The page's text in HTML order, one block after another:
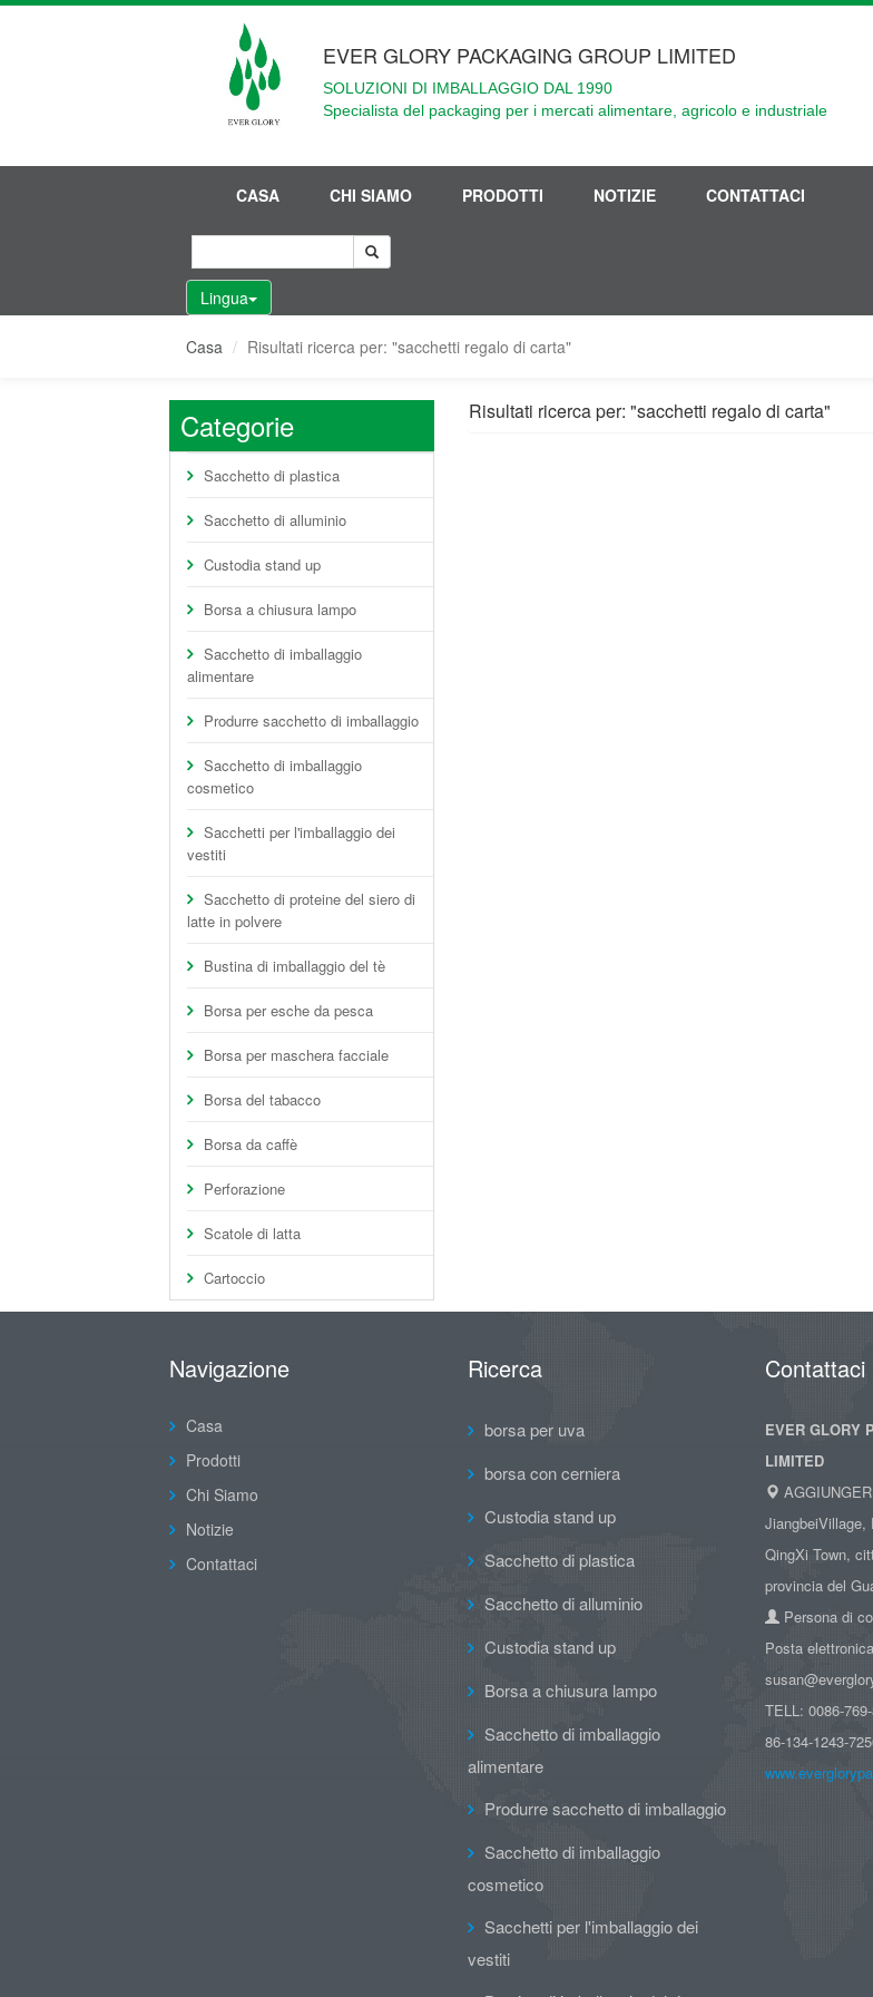
EVER GLORY PACKAGING GROUP LIMITED
SOLUZIONI DI IMBALLAGGIO DAL 1990
Specialista del packaging per i mercati alimentare, agricolo e industriale
CASA CHI SIAMO PRODOTTI NOTIZIE CONTATTACI
Lingua
Casa Risultati ricerca per: "sacchetti regalo di carta"
Categorie
Sacchetto di plastica
Sacchetto di alluminio
Custodia stand up
Borsa a chiusura lampo
Sacchetto di imballaggio
alimentare
Produrre sacchetto di imballaggio
Sacchetto di imballaggio
cosmetico
Sacchetti per l'imballaggio dei
vestiti
Sacchetto di proteine del siero di
latte in polvere
Bustina di imballaggio del tè
Borsa per esche da pesca
Borsa per maschera facciale
Borsa del tabacco
Borsa da caffè
Perforazione
Scatole di latta
Cartoccio
Risultati ricerca per: "sacchetti regalo di carta"
Navigazione
Casa
Prodotti
Chi Siamo
Notizie
Contattaci
Ricerca
borsa per uva
borsa con cerniera
Custodia stand up
Sacchetto di plastica
Sacchetto di alluminio
Custodia stand up
Borsa a chiusura lampo
Sacchetto di imballaggio
alimentare
Produrre sacchetto di imballaggio
Sacchetto di imballaggio
cosmetico
Sacchetti per l'imballaggio dei
vestiti
Contattaci
EVER GLORY
LIMITED
JiangbeiVillage,
QingXi Town,
provincia del
Persona di
Posta
TELL: 0086-
86-134-1243-